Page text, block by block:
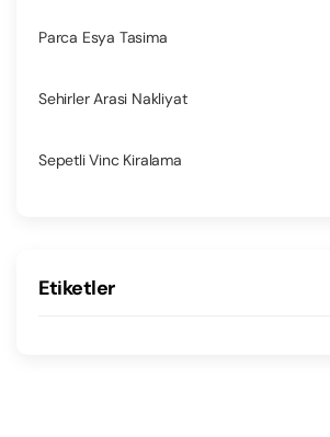
Parca Esya Tasima
Sehirler Arasi Nakliyat
Sepetli Vinc Kiralama
Etiketler